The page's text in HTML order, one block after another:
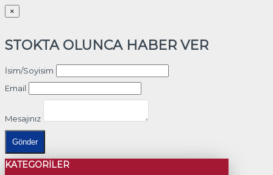
×
STOKTA OLUNCA HABER VER
İsim/Soyisim
Email
Mesajınız
Gönder
KATEGORILER